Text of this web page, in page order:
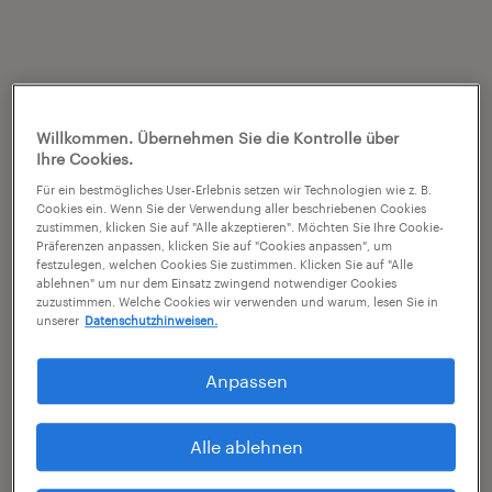
Willkommen. Übernehmen Sie die Kontrolle über
Ihre Cookies.
Für ein bestmögliches User-Erlebnis setzen wir Technologien wie z. B.
Cookies ein. Wenn Sie der Verwendung aller beschriebenen Cookies
zustimmen, klicken Sie auf "Alle akzeptieren". Möchten Sie Ihre Cookie-
Präferenzen anpassen, klicken Sie auf "Cookies anpassen", um
festzulegen, welchen Cookies Sie zustimmen. Klicken Sie auf "Alle
ablehnen" um nur dem Einsatz zwingend notwendiger Cookies
zuzustimmen. Welche Cookies wir verwenden und warum, lesen Sie in
unserer Datenschutzhinweisen.
Anpassen
Alle ablehnen